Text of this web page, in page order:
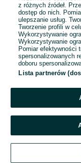
z różnych źródeł.
dostęp do nich.
ulepszanie usług.
Tworzenie profili w
Wykorzystywanie
Wykorzystywanie
Pomiar efektywności
spersonalizowanych
doboru
Lista partnerów